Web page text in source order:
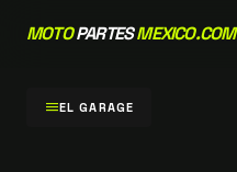
MOTOPARTESMEXICO.COM
menuEL GARAGE